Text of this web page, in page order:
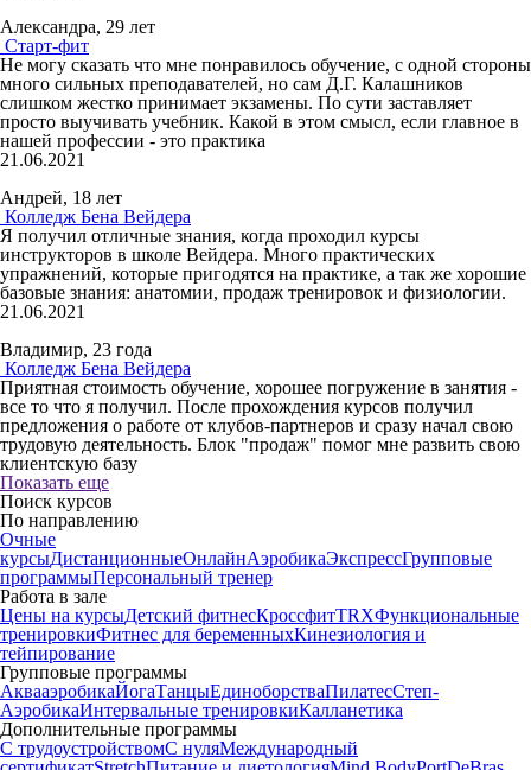
Александра, 29 лет
Старт-фит
Не могу сказать что мне понравилось обучение, с одной стороны
много сильных преподавателей, но сам Д.Г. Калашников
слишком жестко принимает экзамены. По сути заставляет
просто выучивать учебник. Какой в этом смысл, если главное в
нашей профессии - это практика
21.06.2021
Андрей, 18 лет
Колледж Бена Вейдера
Я получил отличные знания, когда проходил курсы
инструкторов в школе Вейдера. Много практических
упражнений, которые пригодятся на практике, а так же хорошие
базовые знания: анатомии, продаж тренировок и физиологии.
21.06.2021
Владимир, 23 года
Колледж Бена Вейдера
Приятная стоимость обучение, хорошее погружение в занятия -
все то что я получил. После прохождения курсов получил
предложения о работе от клубов-партнеров и сразу начал свою
трудовую деятельность. Блок "продаж" помог мне развить свою
клиентскую базу
Показать еще
Поиск курсов
По направлению
Очные
курсыДистанционныеОнлайнАэробикаЭкспрессГрупповые
программыПерсональный тренер
Работа в зале
Цены на курсыДетский фитнесКроссфитTRXФункциональные
тренировкиФитнес для беременныхКинезиология и
тейпирование
Групповые программы
АквааэробикаЙогаТанцыЕдиноборстваПилатесСтеп-
АэробикаИнтервальные тренировкиКалланетика
Дополнительные программы
С трудоустройствомС нуляМеждународный